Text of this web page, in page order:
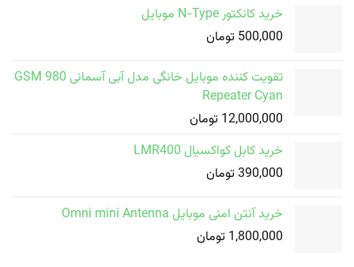
خرید کانکتور N-Type موبایل
500,000 تومان
تقویت کننده موبایل خانگی مدل آبی آسمانی GSM 980
Repeater Cyan
12,000,000 تومان
خرید کابل کواکسیال LMR400
390,000 تومان
خرید آنتن امنی موبایل Omni mini Antenna
1,800,000 تومان